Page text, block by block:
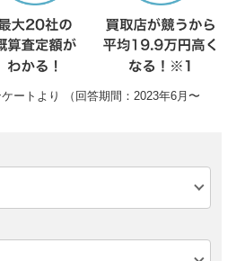
ートより （回答期間：2023年6月〜